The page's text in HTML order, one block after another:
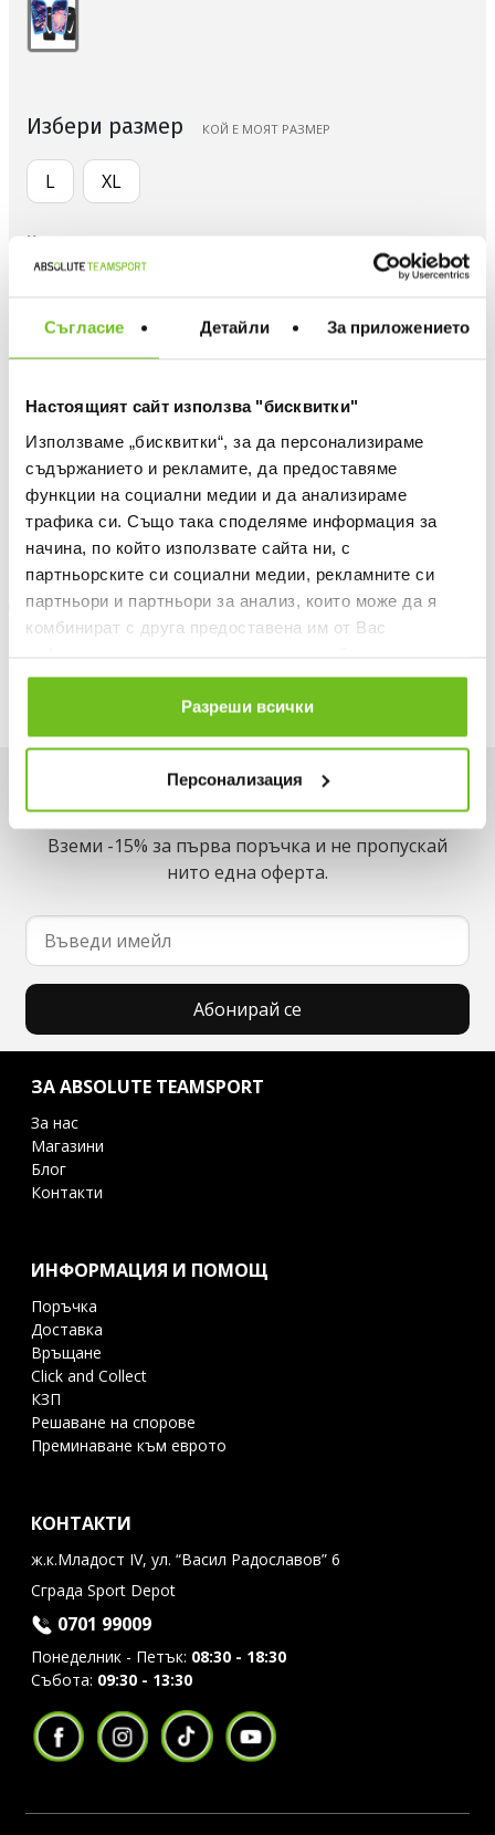
Съгласие Детайли За приложението
Настоящият сайт използва "бисквитки"
Използваме „бисквитки“, за да персонализираме
съдържанието и рекламите, да предоставяме
функции на социални медии и да анализираме
трафика си. Също така споделяме информация за
начина, по който използвате сайта ни, с
партньорските си социални медии, рекламните си
партньори и партньори за анализ, които може да я
комбинират с друга предоставена им от Вас
ползването от Ваша страна на услугите им.
Разреши всички
Персонализация
Избери размер КОЙ Е МОЯТ РАЗМЕР
L XL
Количество
ДОБАВИ В ЛЮБИМИ
БЕЗПЛАТНА ДОСТАВКА НАД 50 €.
ВИЖ ПОВЕЧЕ
30 ДНИ БЕЗПЛАТНО ВРЪЩАНЕ
Информация за продукта
Описание
Доставка
Искаш да си първи в списъка ни?
Вземи -15% за първа поръчка и не пропускай
нито една оферта.
Абонирай се
ЗА ABSOLUTE TEAMSPORT
За нас
Магазини
Блог
Контакти
ИНФОРМАЦИЯ И ПОМОЩ
Поръчка
Доставка
Връщане
Click and Collect
КЗП
Решаване на спорове
Преминаване към еврото
КОНТАКТИ
ж.к.Младост IV, ул. “Васил Радославов” 6
Сграда Sport Depot
0701 99009
Понеделник - Петък: 08:30 - 18:30
Събота: 09:30 - 13:30